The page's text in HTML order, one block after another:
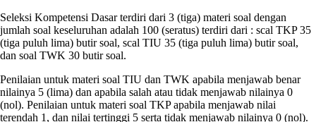
Seleksi Kompetensi Dasar terdiri dari 3 (tiga) materi soal dengan
jumlah soal keseluruhan adalah 100 (seratus) terdiri dari : scal TKP 35
(tiga puluh lima) butir soal, scal TIU 35 (tiga puluh lima) butir soal,
dan soal TWK 30 butir soal.
Penilaian untuk materi soal TIU dan TWK apabila menjawab benar
nilainya 5 (lima) dan apabila salah atau tidak menjawab nilainya 0
(nol). Penilaian untuk materi soal TKP apabila menjawab nilai
terendah 1, dan nilai tertinggi 5 serta tidak menjawab nilainya 0 (nol).